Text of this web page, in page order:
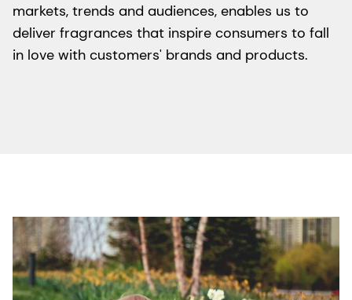
markets, trends and audiences, enables us to
deliver fragrances that inspire consumers to fall
in love with customers' brands and products.